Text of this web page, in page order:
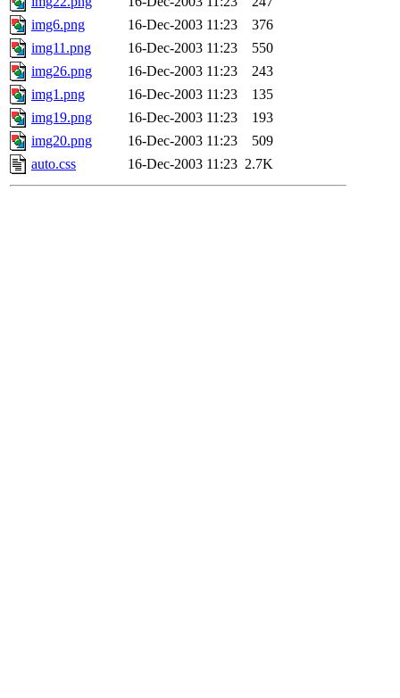
img6.png
16-Dec-2003 11:23
376
img11.png
16-Dec-2003 11:23
550
img26.png
16-Dec-2003 11:23
243
img1.png
16-Dec-2003 11:23
135
img19.png
16-Dec-2003 11:23
193
img20.png
16-Dec-2003 11:23
509
auto.css
16-Dec-2003 11:23 2.7K